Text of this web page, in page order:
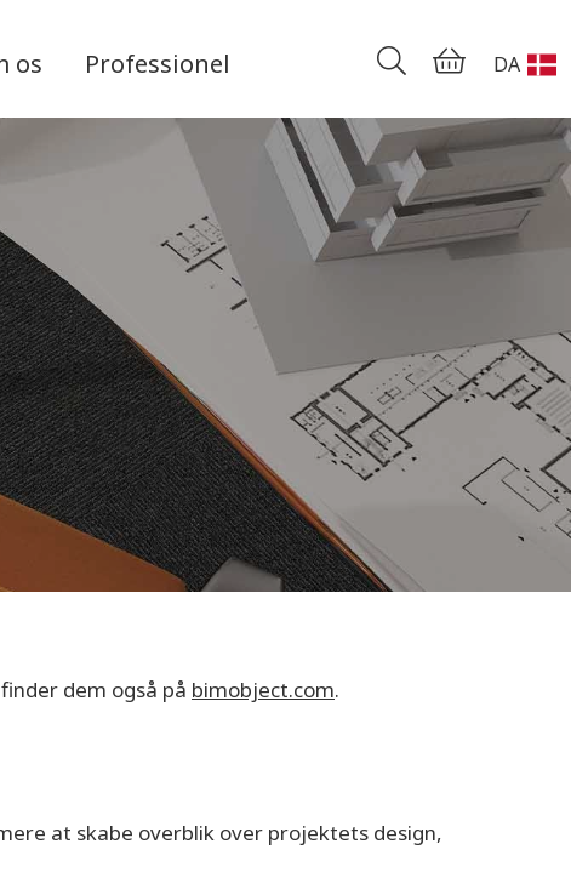
os Professionel DA
dem også på bimobject.com.
at skabe overblik over projektets design,